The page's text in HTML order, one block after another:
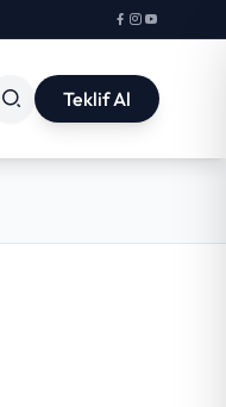
Teklif Al